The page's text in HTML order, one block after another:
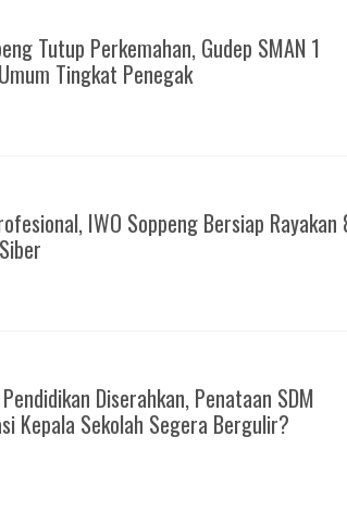
Tutup Perkemahan, Gudep SMAN 1
Tingkat Penegak
IWO Soppeng Bersiap Rayakan
Diserahkan, Penataan SDM
Kepala Sekolah Segera Bergulir?